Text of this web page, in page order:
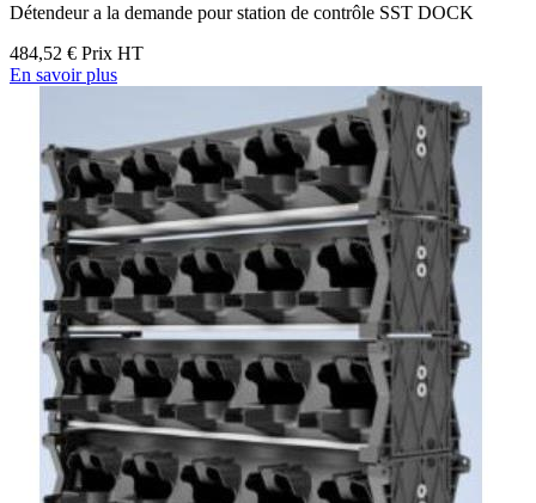
Détendeur a la demande pour station de contrôle SST DOCK
484,52 € Prix HT
En savoir plus